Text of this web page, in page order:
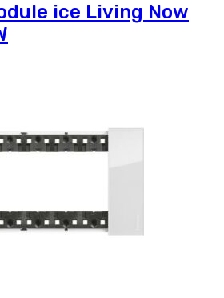
ice Living Now